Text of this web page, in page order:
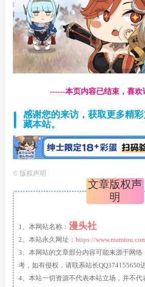
------本页内容已结束，喜欢
感谢您的来访，获取更多精
藏本站。
© 版权声明
文章版权声
明
1、本网站名称： 漫头社
2、本站永久网址： https://
3、本网站的文章部分内容可能来源于网络
考，如有侵权，请联系站长QQ374155650
4、本站一切资源不代表本站立场，并不